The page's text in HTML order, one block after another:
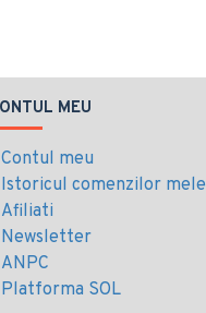
MEU
Contul meu
Istoricul comenzilor mele
Afiliati
Newsletter
ANPC
Platforma SOL